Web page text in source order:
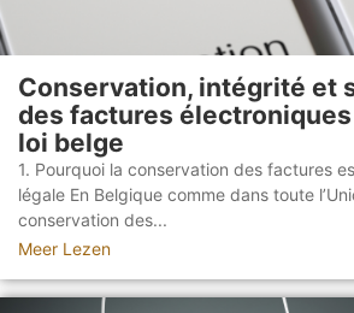
Conservation, intégrité et
des factures électroniques
loi belge
1. Pourquoi la conservation des factures
légale En Belgique comme dans toute
conservation des...
Meer Lezen